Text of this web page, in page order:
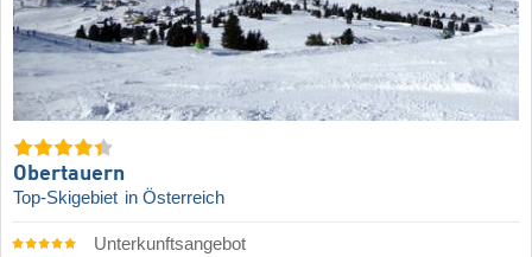
Obertauern
Top-Skigebiet in Österreich
Unterkunftsangebot